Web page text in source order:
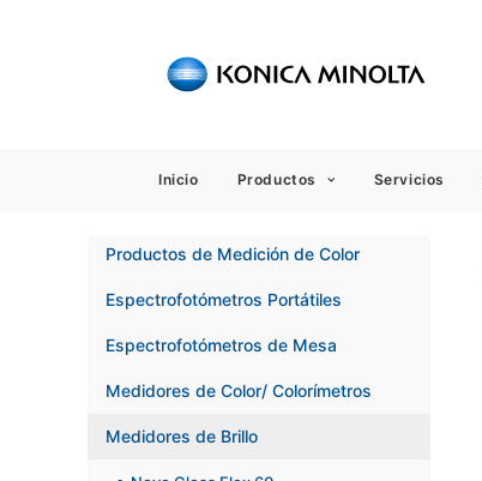
Inicio Productos Servicios
Productos de Medición de Color
Espectrofotómetros Portátiles
Espectrofotómetros de Mesa
Medidores de Color/ Colorímetros
Medidores de Brillo